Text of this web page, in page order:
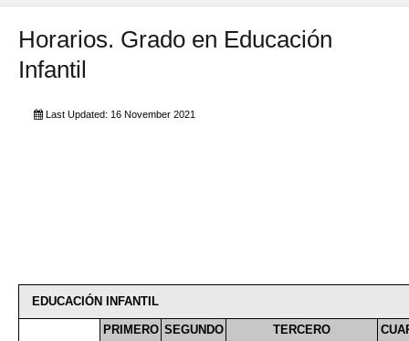
INTERNACIONAL
Directorio FCCE
Horarios. Grado en Educación
Infantil
Last Updated: 16 November 2021
EDUCACIÓN INFANTIL
PRIMERO SEGUNDO TERCERO